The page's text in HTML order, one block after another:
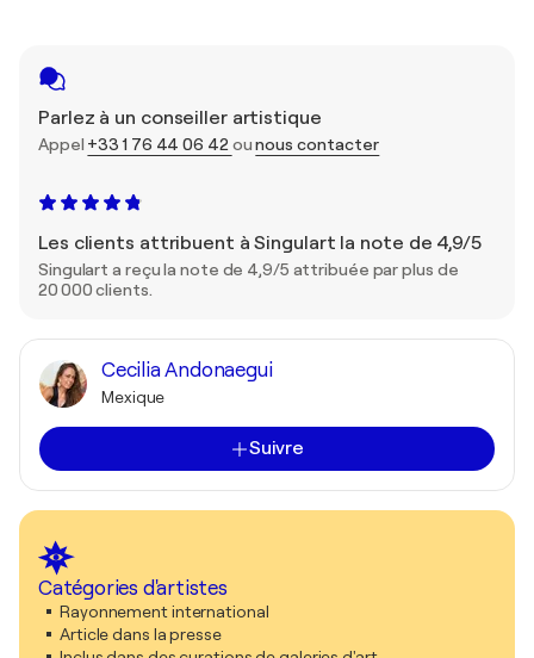
Parlez à un conseiller artistique
Appel +33 1 76 44 06 42 ounous contacter
Les clients attribuent à Singulart la note de 4,9/5
Singulart a reçu la note de 4,9/5 attribuée par plus de
20 000 clients.
Cecilia Andonaegui
Mexique
Suivre
Catégories d'artistes
Rayonnement international
Article dans la presse